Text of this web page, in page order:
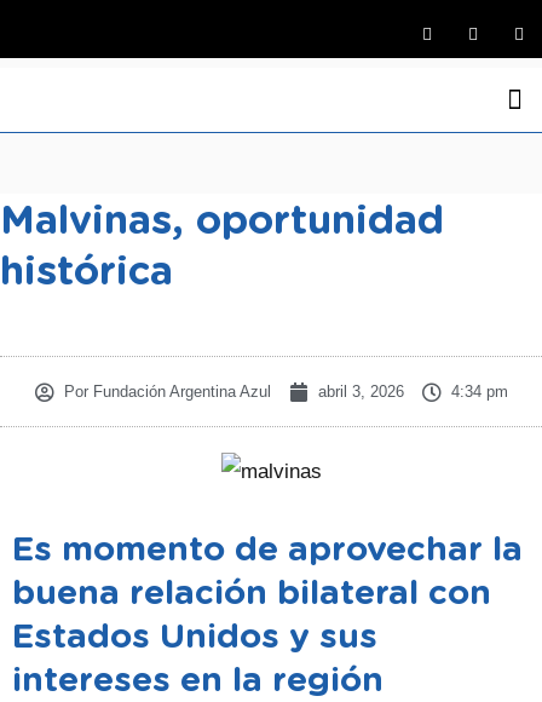
Malvinas, oportunidad
histórica
PorFundación Argentina Azul abril 3, 2026 4:34 pm
Es momento de aprovechar la
buena relación bilateral con
Estados Unidos y sus
intereses en la región